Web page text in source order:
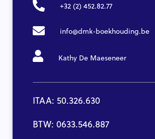
+32 (2) 452.82.77
info@dmk-boekhouding.be
Kathy De Maeseneer
ITAA: 50.326.630
BTW: 0633.546.887